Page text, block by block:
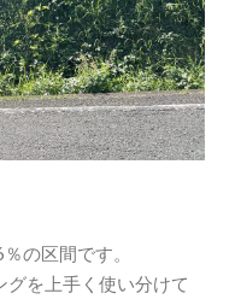
の区間です。
グを上手く使い分けて